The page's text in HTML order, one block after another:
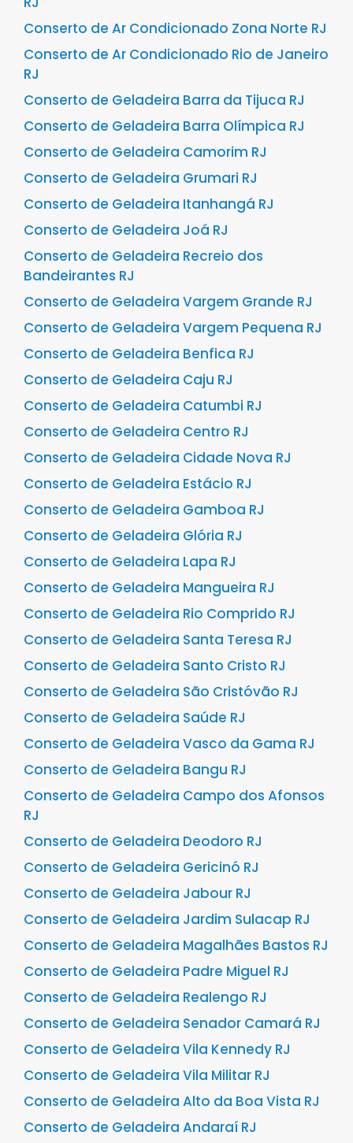
Conserto de Ar Condicionado Zona Norte RJ
Conserto de Ar Condicionado Rio de Janeiro
RJ
Conserto de Geladeira Barra da Tijuca RJ
Conserto de Geladeira Barra Olímpica RJ
Conserto de Geladeira Camorim RJ
Conserto de Geladeira Grumari RJ
Conserto de Geladeira Itanhangá RJ
Conserto de Geladeira Joá RJ
Conserto de Geladeira Recreio dos
Bandeirantes RJ
Conserto de Geladeira Vargem Grande RJ
Conserto de Geladeira Vargem Pequena RJ
Conserto de Geladeira Benfica RJ
Conserto de Geladeira Caju RJ
Conserto de Geladeira Catumbi RJ
Conserto de Geladeira Centro RJ
Conserto de Geladeira Cidade Nova RJ
Conserto de Geladeira Estácio RJ
Conserto de Geladeira Gamboa RJ
Conserto de Geladeira Glória RJ
Conserto de Geladeira Lapa RJ
Conserto de Geladeira Mangueira RJ
Conserto de Geladeira Rio Comprido RJ
Conserto de Geladeira Santa Teresa RJ
Conserto de Geladeira Santo Cristo RJ
Conserto de Geladeira São Cristóvão RJ
Conserto de Geladeira Saúde RJ
Conserto de Geladeira Vasco da Gama RJ
Conserto de Geladeira Bangu RJ
Conserto de Geladeira Campo dos Afonsos
RJ
Conserto de Geladeira Deodoro RJ
Conserto de Geladeira Gericinó RJ
Conserto de Geladeira Jabour RJ
Conserto de Geladeira Jardim Sulacap RJ
Conserto de Geladeira Magalhães Bastos RJ
Conserto de Geladeira Padre Miguel RJ
Conserto de Geladeira Realengo RJ
Conserto de Geladeira Senador Camará RJ
Conserto de Geladeira Vila Kennedy RJ
Conserto de Geladeira Vila Militar RJ
Conserto de Geladeira Alto da Boa Vista RJ
Conserto de Geladeira Andaraí RJ